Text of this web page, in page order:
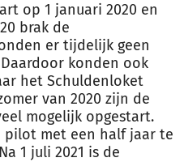
op 1 januari 2020 en
brak de
er tijdelijk geen
konden ook
het Schuldenloket
van 2020 zijn de
mogelijk opgestart.
pilot met een half jaar te
1 juli 2021 is de